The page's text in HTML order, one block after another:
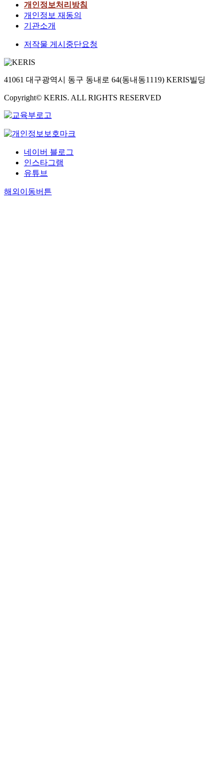
개인정보처리방침
개인정보 재동의
기관소개
저작물 게시중단요청
41061 대구광역시 동구 동내로 64(동내동1119) KERIS빌딩
Copyright© KERIS. ALL RIGHTS RESERVED
네이버 블로그
인스타그램
유튜브
해외이동버튼